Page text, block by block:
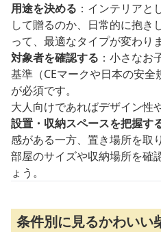
用途を決める ：インテリアと
して贈るのか、日常的に抱き
って、最適なタイプが変わりま
対象者を確認する ：小さなお
基準（CEマークや日本の安
が必須です。
大人向けであればデザイン性
設置・収納スペースを把握す
感がある一方、置き場所を取
部屋のサイズや収納場所を確
ょう。
条件別に見るかわいい